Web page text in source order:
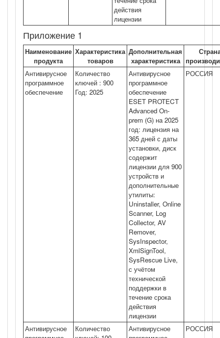
действия
лицензии
Приложение 1
Наименование
продукта
Характеристика
товаров
Дополнительная
характеристика
Антивирусное
программное
обеспечение
Количество
ключей : 900
Год: 2025
Антивирусное
программное
обеспечение
ESET PROTECT
Advanced On-
prem (G) на 2025
год: лицензия на
365 дней с даты
установки, диск
содержит
лицензии для 900
устройств и
дополнительные
утилиты:
Uninstaller, Online
Scanner, Log
Collector, AV
Remover,
SysInspector,
XmlSignTool,
SysRescue Live,
с учётом
технической
поддержки в
течение срока
действия
лицензии
РОССИЯ
Антивирусное
Количество
Антивирусное
РОССИЯ